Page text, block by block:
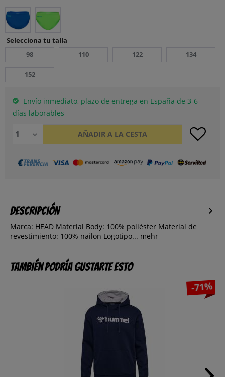
Selecciona tu talla
98
110 122 134
152
Envío inmediato, plazo de entrega en España de 3-6
días laborables
AÑADIR A LA CESTA
Descripción
Marca: HEAD Material Body: 100% poliéster Material de
revestimiento: 100% nailon Logotipo... mehr
También podría gustarte esto
-71%